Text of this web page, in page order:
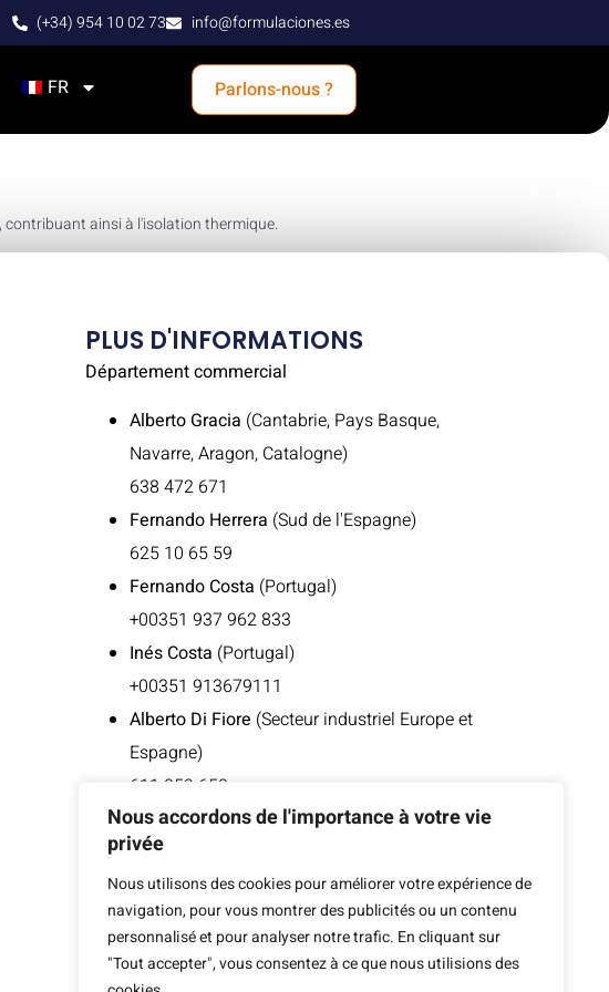
Nous accordons de l'importance à votre vie
privée
Nous utilisons des cookies pour améliorer votre expérience de
navigation, pour vous montrer des publicités ou un contenu
personnalisé et pour analyser notre trafic. En cliquant sur
"Tout accepter", vous consentez à ce que nous utilisions des
(+34) 954 10 02 73 info@formulaciones.es
FR Parlons-nous ?
contribuant ainsi à l'isolation thermique.
PLUS D'INFORMATIONS
Département commercial
Alberto Gracia (Cantabrie, Pays Basque,
Navarre, Aragon, Catalogne)
638 472 671
Fernando Herrera (Sud de l'Espagne)
625 10 65 59
Fernando Costa (Portugal)
+00351 937 962 833
Inés Costa (Portugal)
+00351 913679111
Alberto Di Fiore (Secteur industriel Europe et
Espagne)
611 059 650
Jaouad El Jaadouni(International, Maghreb,
Europe francophone)
676 496 952
+00212 668 413 753